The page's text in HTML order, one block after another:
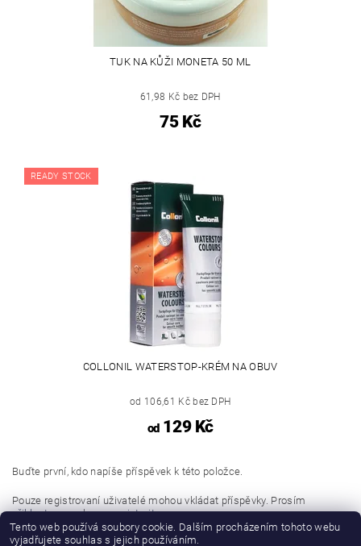
TUK NA KŮŽI MONETA 50 ML
61,98 Kč bez DPH
75 Kč
READY STOCK
COLLONIL WATERSTOP-KRÉM NA OBUV
od 106,61 Kč bez DPH
od129 Kč
Buďte první, kdo napíše příspěvek k této položce.
Pouze registrovaní uživatelé mohou vkládat příspěvky. Prosím
přihlaste senebo seregistrujte.
Buďte první, kdo napíše příspěvek k této položce.
Tento web používá soubory cookie. Dalším procházením tohoto webu
vyjadřujete souhlas s jejich používáním.